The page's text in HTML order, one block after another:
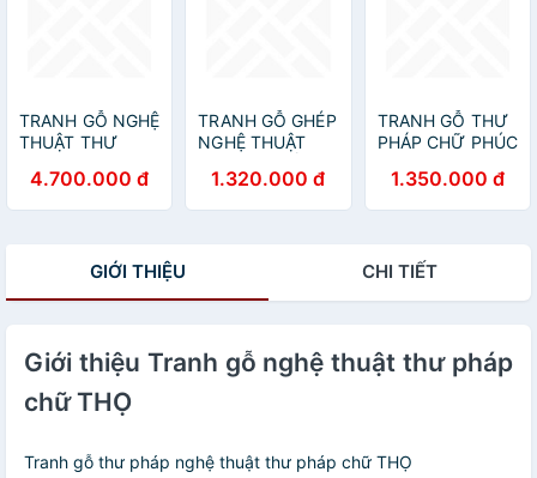
TRANH GỖ NGHỆ
THUẬT THƯ
CÚC TRÚC MAI
4.700.000 đ
TRANH GỖ GHÉP
NGHỆ THUẬT
1.320.000 đ
TRANH GỖ THƯ
PHÁP CHỮ PHÚC
1.350.000 đ
GIỚI THIỆU CHI TIẾT
Giới thiệu Tranh gỗ nghệ thuật thư pháp
chữ THỌ
Tranh gỗ thư pháp nghệ thuật thư pháp chữ THỌ